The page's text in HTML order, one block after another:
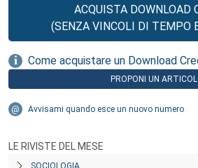
ACQUISTA DOWNLOAD
(SENZA VINCOLI DI TEMPO
Come acquistare un Download
PROPONI UN
Avvisami quando esce un nuovo numero
LE RIVISTE DEL MESE
SOCIOLOGIA